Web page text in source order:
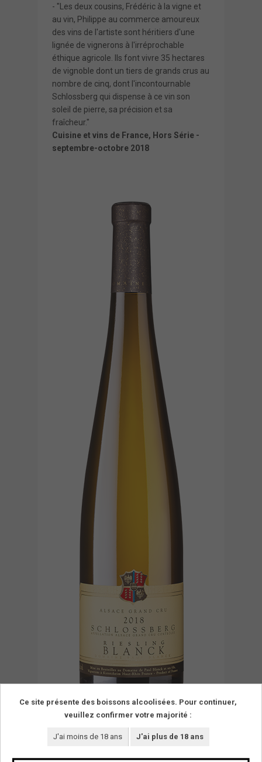
- "Les deux cousins, Frédéric à la vigne et
au vin, Philippe au commerce amoureux
des vins de l'artiste sont héritiers d'une
lignée de vignerons à l'irréprochable
éthique agricole. Ils font vivre 35 hectares
de vignoble dont un tiers de grands crus au
nombre de cinq, dont l'incontournable
Schlossberg qui dispense à ce vin son
soleil de pierre, sa précision et sa
fraîcheur."
Cuisine et vins de France, Hors Série -
septembre-octobre 2018
Ce site présente des boissons alcoolisées. Pour continuer,
veuillez confirmer votre majorité :
J'ai moins de 18 ans J'ai plus de 18 ans